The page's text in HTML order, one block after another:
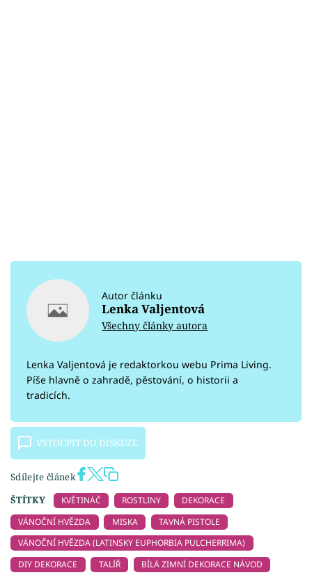
Autor článku
Lenka Valjentová
Všechny články autora
Lenka Valjentová je redaktorkou webu Prima Living.
Píše hlavně o zahradě, pěstování, o historii a
tradicích.
VSTOUPIT DO DISKUZE
Sdílejte článek
ŠTÍTKY
KVĚTINÁČ ROSTLINY
DEKORACE
VÁNOČNÍ HVĚZDA
MISKA
TAVNÁ PISTOLE
VÁNOČNÍ HVĚZDA (LATINSKY EUPHORBIA PULCHERRIMA)
DIY DEKORACE
TALÍŘ
BÍLÁ ZIMNÍ DEKORACE NÁVOD